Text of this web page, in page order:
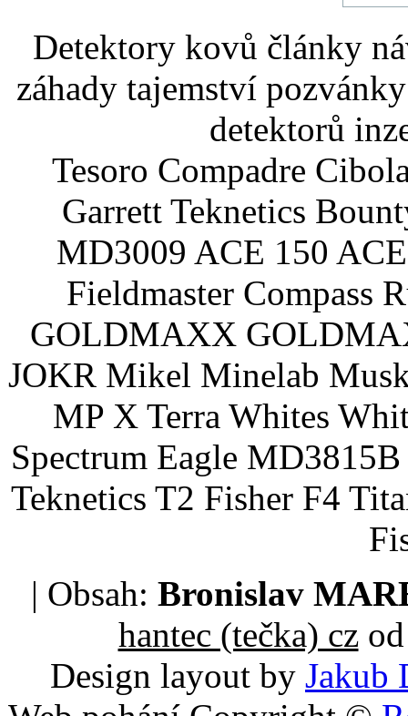
Detektory kovů články
záhady tajemství
detektorů
Tesoro Compadre
Garrett Teknetics
MD3009 ACE 150
Fieldmaster Compass
GOLDMAXX
JOKR Mikel Minelab
MP X Terra Whites
Spectrum Eagle
Teknetics T2 Fisher F4
| Obsah: Bronislav
hantec (tečka) czod
Design layout by Jakub